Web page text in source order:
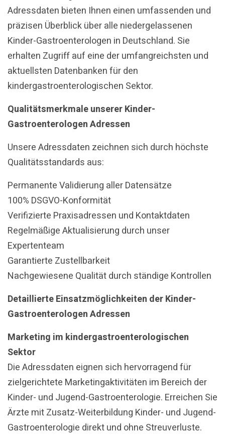
Adressdaten bieten Ihnen einen umfassenden und
präzisen Überblick über alle niedergelassenen
Kinder-Gastroenterologen in Deutschland. Sie
erhalten Zugriff auf eine der umfangreichsten und
aktuellsten Datenbanken für den
kindergastroenterologischen Sektor.
Qualitätsmerkmale unserer Kinder-
Gastroenterologen Adressen
Unsere Adressdaten zeichnen sich durch höchste
Qualitätsstandards aus:
Permanente Validierung aller Datensätze
100% DSGVO-Konformität
Verifizierte Praxisadressen und Kontaktdaten
Regelmäßige Aktualisierung durch unser
Expertenteam
Garantierte Zustellbarkeit
Nachgewiesene Qualität durch ständige Kontrollen
Detaillierte Einsatzmöglichkeiten der Kinder-
Gastroenterologen Adressen
Marketing im kindergastroenterologischen
Sektor
Die Adressdaten eignen sich hervorragend für
zielgerichtete Marketingaktivitäten im Bereich der
Kinder- und Jugend-Gastroenterologie. Erreichen Sie
Ärzte mit Zusatz-Weiterbildung Kinder- und Jugend-
Gastroenterologie direkt und ohne Streuverluste.